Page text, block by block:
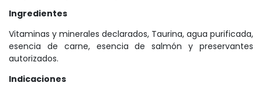
Ingredientes
Vitaminas y minerales declarados, Taurina, agua purificada,
esencia de carne, esencia de salmón y preservantes
autorizados.
Indicaciones